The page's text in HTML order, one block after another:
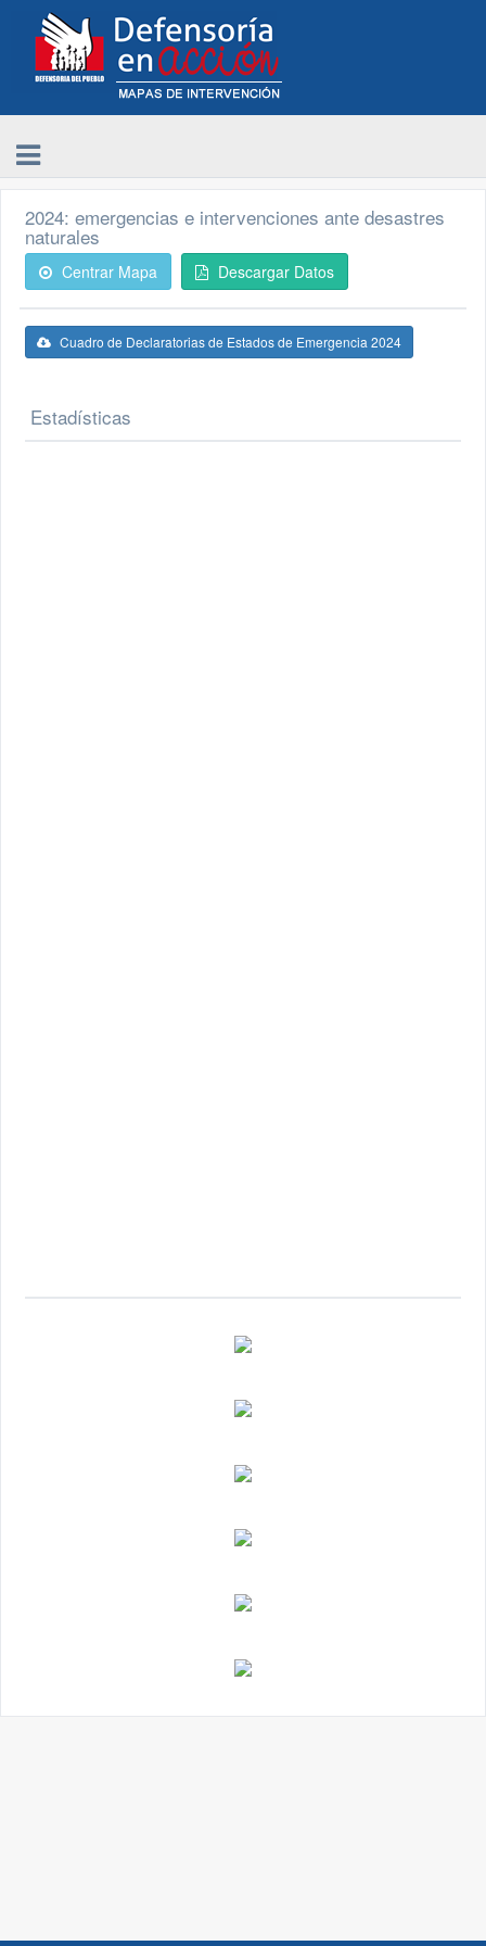
2024: emergencias e intervenciones ante desastres
naturales
Centrar Mapa Descargar Datos
Cuadro de Declaratorias de Estados de Emergencia 2024
Estadísticas